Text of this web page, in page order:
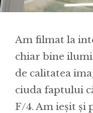
Am filmat la
chiar bine
de calitatea
ciuda faptului
F/4. Am ieșit și